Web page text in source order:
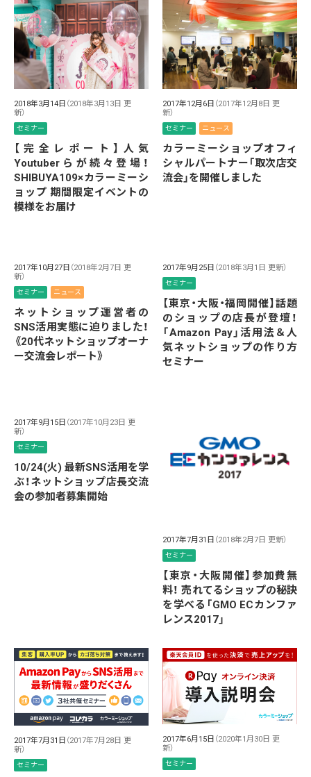
2018年3月14日 （2018年3月13日 更
新）
セミナー
【完全レポート】人気
Youtuberらが続々登場！
SHIBUYA109×カラーミーシ
ョップ 期間限定イベントの
模様をお届け
2017年12月6日 （2017年12月8日 更
新）
セミナー ニュース
カラーミーショップオフィ
シャルパートナー「取次店交
流会」を開催しました
2017年10月27日 （2018年2月7日 更
新）
セミナー ニュース
ネットショップ運営者の
SNS活用実態に迫りました！
《20代ネットショップオーナ
ー交流会レポート》
2017年9月25日 （2018年3月1日 更新）
セミナー
【東京・大阪・福岡開催】話題
のショップの店長が登壇！
「Amazon Pay」活用法＆人
気ネットショップの作り方
セミナー
2017年9月15日 （2017年10月23日 更
新）
セミナー
10/24(火) 最新SNS活用を学
ぶ！ネットショップ店長交流
会の参加者募集開始
2017年7月31日 （2018年2月7日 更新）
セミナー
【東京・大阪開催】参加費無
料！ 売れてるショップの秘訣
を学べる「GMO ECカンファ
レンス2017」
2017年7月31日 （2017年7月28日 更
新）
セミナー
2017年6月15日 （2020年1月30日 更
新）
セミナー